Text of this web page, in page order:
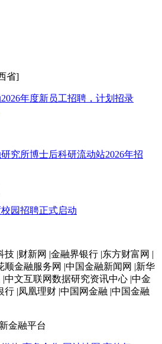
省]
年度新员工招聘，计划招录
究所博士后科研流动站2026年招
园招聘正式启动
技 |财新网 |金融界银行 |东方财富网 |
顺金融服务网 |中国金融新闻网 |新华
中文互联网数据研究资讯中心 |中金
行 |凤凰理财 |中国网金融 |中国金融
金融平台